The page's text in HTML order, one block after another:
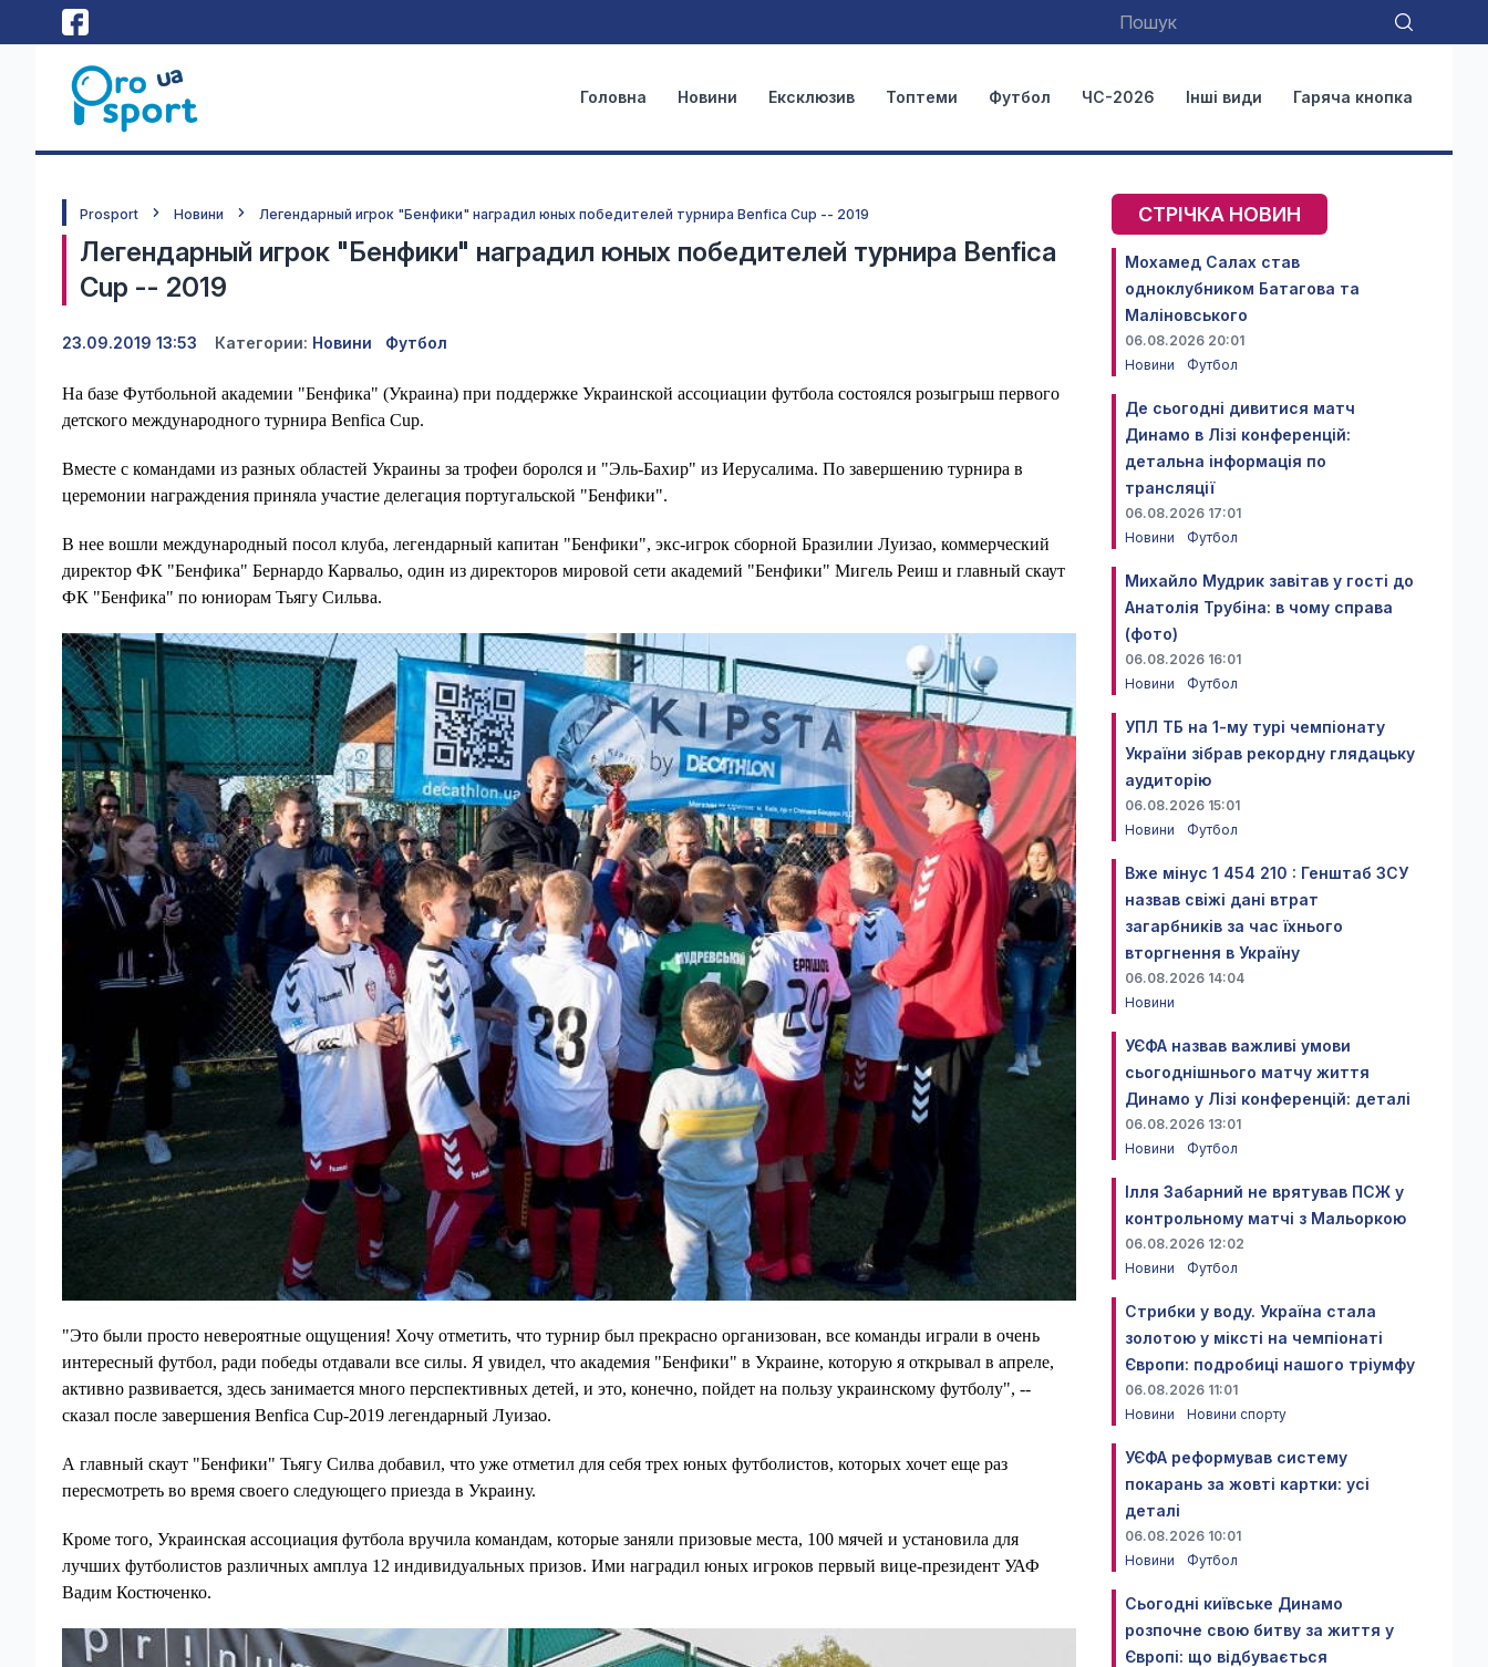
Головна Новини Ексклюзив Топтеми Футбол ЧС-2026 Інші види Гаряча кнопка
Prosport Новини Легендарный игрок "Бенфики" наградил юных победителей турнира Benfica Cup -- 2019
Легендарный игрок "Бенфики" наградил юных победителей турнира Benfica
Cup -- 2019
23.09.2019 13:53 Категории: Новини Футбол
На базе Футбольной академии "Бенфика" (Украина) при поддержке Украинской ассоциации футбола состоялся розыгрыш первого
детского международного турнира Benfica Cup.
Вместе с командами из разных областей Украины за трофеи боролся и "Эль-Бахир" из Иерусалима. По завершению турнира в
церемонии награждения приняла участие делегация португальской "Бенфики".
В нее вошли международный посол клуба, легендарный капитан "Бенфики", экс-игрок сборной Бразилии Луизао, коммерческий
директор ФК "Бенфика" Бернардо Карвальо, один из директоров мировой сети академий "Бенфики" Мигель Реиш и главный скаут
ФК "Бенфика" по юниорам Тьягу Сильва.
"Это были просто невероятные ощущения! Хочу отметить, что турнир был прекрасно организован, все команды играли в очень
интересный футбол, ради победы отдавали все силы. Я увидел, что академия "Бенфики" в Украине, которую я открывал в апреле,
активно развивается, здесь занимается много перспективных детей, и это, конечно, пойдет на пользу украинскому футболу", --
сказал после завершения Benfica Cup-2019 легендарный Луизао.
А главный скаут "Бенфики" Тьягу Силва добавил, что уже отметил для себя трех юных футболистов, которых хочет еще раз
пересмотреть во время своего следующего приезда в Украину.
Кроме того, Украинская ассоциация футбола вручила командам, которые заняли призовые места, 100 мячей и установила для
лучших футболистов различных амплуа 12 индивидуальных призов. Ими наградил юных игроков первый вице-президент УАФ
Вадим Костюченко.
СТРІЧКА НОВИН
Мохамед Салах став
одноклубником Батагова та
Маліновського
06.08.2026 20:01
Новини
Футбол
Де сьогодні дивитися матч
Динамо в Лізі конференцій:
детальна інформація по
трансляції
06.08.2026 17:01
Новини
Футбол
Михайло Мудрик завітав у гості до
Анатолія Трубіна: в чому справа
(фото)
06.08.2026 16:01
Новини
Футбол
УПЛ ТБ на 1-му турі чемпіонату
України зібрав рекордну глядацьку
аудиторію
06.08.2026 15:01
Новини
Футбол
Вже мінус 1 454 210 : Генштаб ЗСУ
назвав свіжі дані втрат
загарбників за час їхнього
вторгнення в Україну
06.08.2026 14:04
Новини
УЄФА назвав важливі умови
сьогоднішнього матчу життя
Динамо у Лізі конференцій: деталі
06.08.2026 13:01
Новини
Футбол
Ілля Забарний не врятував ПСЖ у
контрольному матчі з Мальоркою
06.08.2026 12:02
Новини
Футбол
Стрибки у воду. Україна стала
золотою у міксті на чемпіонаті
Європи: подробиці нашого тріумфу
06.08.2026 11:01
Новини
Новини спорту
УЄФА реформував систему
покарань за жовті картки: усі
деталі
06.08.2026 10:01
Новини
Футбол
Сьогодні київське Динамо
розпочне свою битву за життя у
Європі: що відбувається